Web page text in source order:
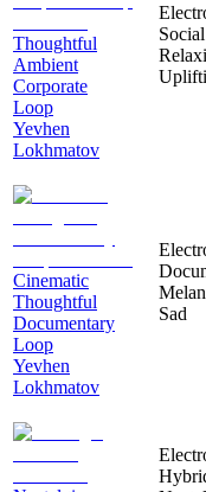
Thoughtful
Ambient
Corporate
Loop
Yevhen
Lokhmatov
Cinematic
Thoughtful
Documentary
Loop
Yevhen
Lokhmatov
Sad